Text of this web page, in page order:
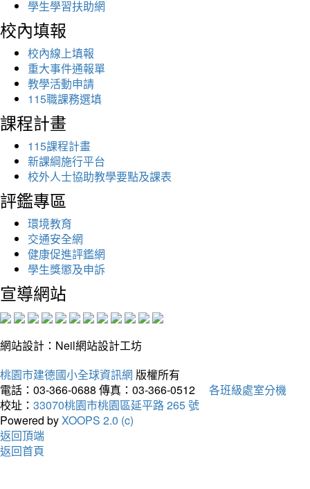
學生學習扶助網
校內填報
校內線上填報
重大事件通報單
教學活動申請
115職課務選填
課程計畫
115課程計畫
新課綱施行平台
校外人士協助教學要點及課表
評鑑專區
環境教育
交通安全網
健康促進評鑑網
學生獎懲及申訴
宣導網站
網站設計：Neil網站設計工坊
桃園市建德國小全球資訊網 版權所有
電話：03-366-0688 傳真：03-366-0512
各班級處室分機
校址： 33070桃園市桃園區延平路 265 號
Powered byXOOPS 2.0 (c)
返回頂端
返回首頁